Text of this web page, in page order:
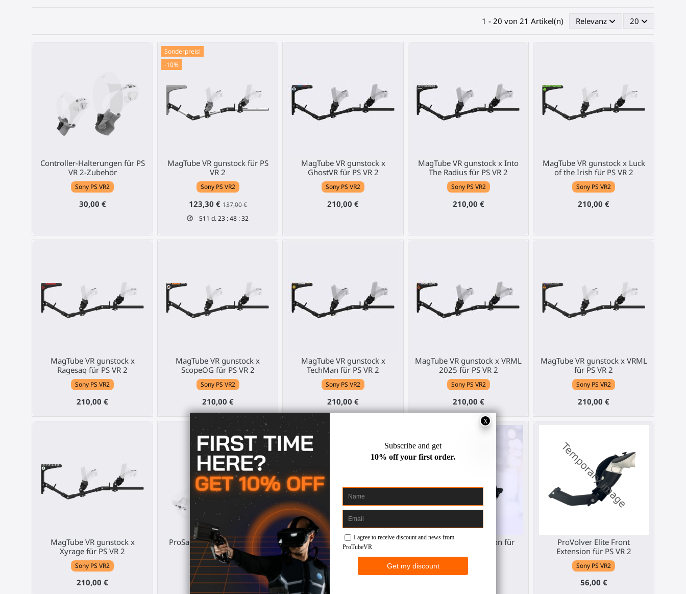
1 - 20 von 21 Artikel(n) Relevanz 20
Controller-Halterungen für PS
VR 2-Zubehör
Sony PS VR2
30,00 €
Sonderpreis!
-10%
MagTube VR gunstock für PS
VR 2
Sony PS VR2
123,30 €137,00 €
511 d.23:48:31
MagTube VR gunstock x
GhostVR für PS VR 2
Sony PS VR2
210,00 €
MagTube VR gunstock x Into
The Radius für PS VR 2
Sony PS VR2
210,00 €
MagTube VR gunstock x Luck
of the Irish für PS VR 2
Sony PS VR2
210,00 €
MagTube VR gunstock x
Ragesaq für PS VR 2
Sony PS VR2
210,00 €
MagTube VR gunstock x
ScopeOG für PS VR 2
Sony PS VR2
210,00 €
MagTube VR gunstock x
TechMan für PS VR 2
Sony PS VR2
210,00 €
MagTube VR gunstock x VRML
2025 für PS VR 2
Sony PS VR2
210,00 €
MagTube VR gunstock x VRML
für PS VR 2
Sony PS VR2
210,00 €
MagTube VR gunstock x
Xyrage für PS VR 2
Sony PS VR2
210,00 €
ProSaber Klinge und Paddel
für PS VR 2
Sony PS VR2
39,00 €
ProTas Joystick für PS VR 2
Sony PS VR2
ProTas Simmer Edition für
ProVolver Elite Front
Extension für PS VR 2
Sony PS VR2
56,00 €